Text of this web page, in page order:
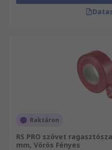
Raktáron
RS PRO szövet
mm, Vörös Fényes